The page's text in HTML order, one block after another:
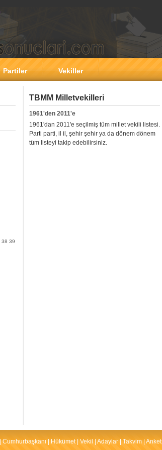
Partiler Vekiller
38 39
TBMM Milletvekilleri
1961'den 2011'e
1961'dan 2011'e seçilmiş tüm millet vekili listesi.
Parti parti, il il, şehir şehir ya da dönem dönem
tüm listeyi takip edebilirsiniz.
Cumhurbaşkanı Hükümet| Vekil Adaylar Takvim Anket